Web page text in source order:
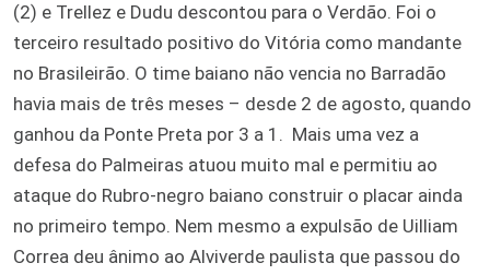
(2) e Trellez e Dudu descontou para o Verdão. Foi o
terceiro resultado positivo do Vitória como mandante
no Brasileirão. O time baiano não vencia no Barradão
havia mais de três meses – desde 2 de agosto, quando
ganhou da Ponte Preta por 3 a 1. Mais uma vez a
defesa do Palmeiras atuou muito mal e permitiu ao
ataque do Rubro-negro baiano construir o placar ainda
no primeiro tempo. Nem mesmo a expulsão de Uilliam
Correa deu ânimo ao Alviverde paulista que passou do